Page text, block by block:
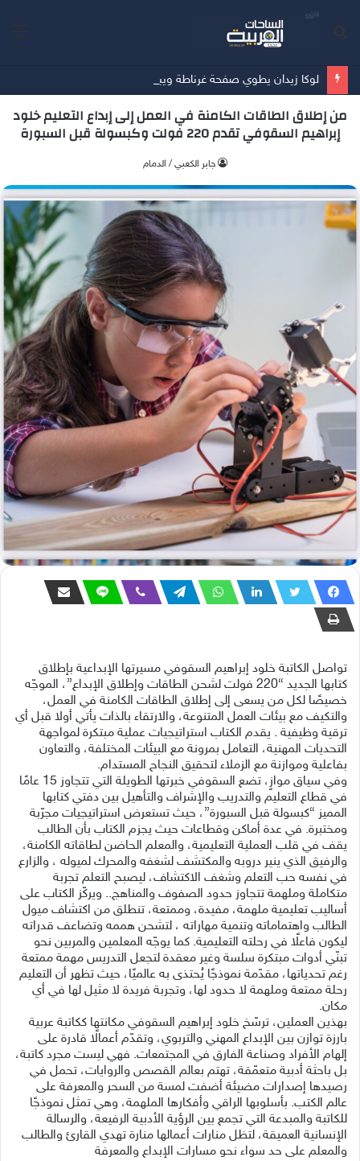
لوكا زيدان يطوي صفحة غرناطة ويبدأ تحدياً جديداً مع ليغانيس
من إطلاق الطاقات الكامنة في العمل إلى إبداع التعليم خلود
إبراهيم السقوفي تقدم 220 فولت وكبسولة قبل السبورة
جابر الكعبي / الدمام
تواصل الكاتبة خلود إبراهيم السقوفي مسيرتها الإبداعية بإطلاق
كتابها الجديد “220 فولت لشحن الطاقات وإطلاق الإبداع”، الموجّه
خصيصًا لكل من يسعى إلى إطلاق الطاقات الكامنة في العمل،
والتكيف مع بيئات العمل المتنوعة، والارتقاء بالذات يأتي أولا قبل أي
ترقية وظيفية . يقدم الكتاب استراتيجيات عملية مبتكرة لمواجهة
التحديات المهنية، التعامل بمرونة مع البيئات المختلفة، والتعاون
بفاعلية وموازنة مع الزملاء لتحقيق النجاح المستدام.
وفي سياق موازٍ، تضع السقوفي خبرتها الطويلة التي تتجاوز 15 عامًا
في قطاع التعليم والتدريب والإشراف والتأهيل بين دفتي كتابها
المميز “كبسولة قبل السبورة”، حيث تستعرض استراتيجيات مجرّبة
ومختبرة. في عدة أماكن وقطاعات حيث يجزم الكتاب بأن الطالب
يقف في قلب العملية التعليمية، والمعلم الحاضن لطاقاته الكامنة،
والرفيق الذي ينير دروبه والمكتشف لشغفه والمحرك لميوله ، والزارع
في نفسه حب التعلم وشغف الاكتشاف، ليصبح التعلم تجربة
متكاملة وملهمة تتجاوز حدود الصفوف والمناهج.. ويركّز الكتاب على
أساليب تعليمية ملهمة، مفيدة، وممتعة، تنطلق من اكتشاف ميول
الطالب واهتماماته وتنمية مهاراته ، لتشحن هممه وتضاعف قدراته
ليكون فاعلًا في رحلته التعليمية. كما يوجّه المعلمين والمربين نحو
تبنّي أدوات مبتكرة سلسة وغير معقدة لتجعل التدريس مهمة ممتعة
رغم تحدياتها، مقدّمة نموذجًا يُحتذى به عالميًا، حيث تظهر أن التعليم
رحلة ممتعة وملهمة لا حدود لها، وتجربة فريدة لا مثيل لها في أي
مكان.
بهذين العملين، ترسّخ خلود إبراهيم السقوفي مكانتها ككاتبة عربية
بارزة توازن بين الإبداع المهني والتربوي، وتقدّم أعمالًا قادرة على
إلهام الأفراد وصناعة الفارق في المجتمعات. فهي ليست مجرد كاتبة،
بل باحثة أدبية متعمّقة، تهتم بعالم القصص والروايات، تحمل في
رصيدها إصدارات مضيئة أضفت لمسة من السحر والمعرفة على
عالم الكتب. بأسلوبها الراقي وأفكارها الملهمة، وهي تمثل نموذجًا
للكاتبة والمبدعة التي تجمع بين الرؤية الأدبية الرفيعة، والرسالة
الإنسانية العميقة، لتظل منارات أعمالها منارة تهدي القارئ والطالب
والمعلم على حد سواء نحو مسارات الإبداع والمعرفة